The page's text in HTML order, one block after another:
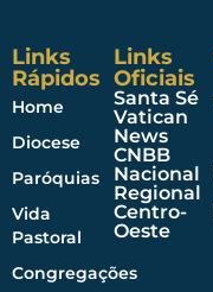
Links
Rápidos
Home
Diocese
Paróquias
Vida
Pastoral
Congregações
Links
Oficiais
Santa Sé
Vatican
News
CNBB
Nacional
Regional
Centro-
Oeste